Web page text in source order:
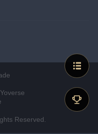
Reserved.